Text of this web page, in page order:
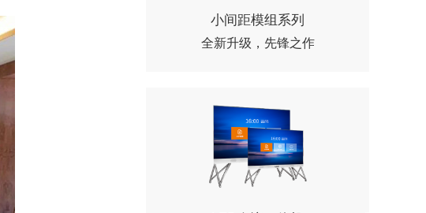
小间距模组系列
全新升级，先锋之作